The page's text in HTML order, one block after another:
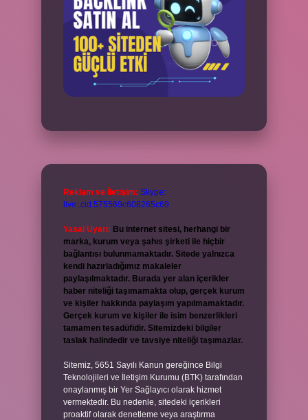
Reklam ve İletişim: Skype:
live:.cid.575569c608265c69
Yasal Uyarı: Bu internet sitesi, herhangi bir
marka, kurum veya şahıs şirketi ile hiçbir
bağlantısı bulunmamaktadır. Sitede yalnızca
kendi hazırladığımız makaleler
paylaşılmaktadır. Burada yer alan içerikler
haber niteliği taşımamakta olup, gerçek kurum
ve kişiler hakkında paylaşım yapılmamaktadır.
Gerçek kurum ve kişiler ile isim benzerlikleri
tamamen tesadüfidir. Sitemizdeki bilgiler
taslak halindedir ve tavsiye niteliği taşımazlar.
Sitemiz, 5651 Sayılı Kanun gereğince Bilgi
Teknolojileri ve İletişim Kurumu (BTK) tarafından
onaylanmış bir Yer Sağlayıcı olarak hizmet
vermektedir. Bu nedenle, sitedeki içerikleri
proaktif olarak denetleme veya araştırma